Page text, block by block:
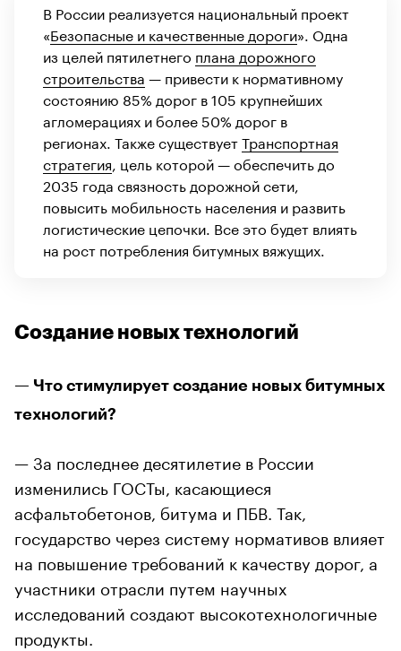
В России реализуется национальный проект
«Безопасные и качественные дороги». Одна
из целей пятилетнего плана дорожного
строительства — привести к нормативному
состоянию 85% дорог в 105 крупнейших
агломерациях и более 50% дорог в
регионах. Также существуетТранспортная
стратегия, цель которой — обеспечить до
2035 года связность дорожной сети,
повысить мобильность населения и развить
логистические цепочки. Все это будет влиять
на рост потребления битумных вяжущих.
Создание новых технологий
— Что стимулирует создание новых битумных
технологий?
— За последнее десятилетие в России
изменились ГОСТы, касающиеся
асфальтобетонов, битума и ПБВ. Так,
государство через систему нормативов влияет
на повышение требований к качеству дорог, а
участники отрасли путем научных
исследований создают высокотехнологичные
продукты.